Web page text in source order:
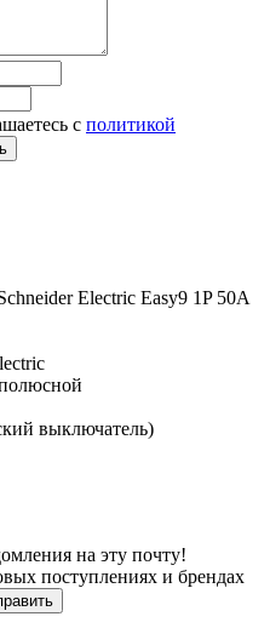
с политикой
Electric Easy9 1P 50А
выключатель)
на эту почту!
поступлениях и брендах